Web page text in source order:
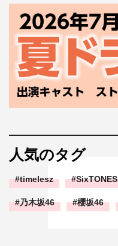
人気のタグ
timelesz SixTONES
乃木坂46 櫻坂46